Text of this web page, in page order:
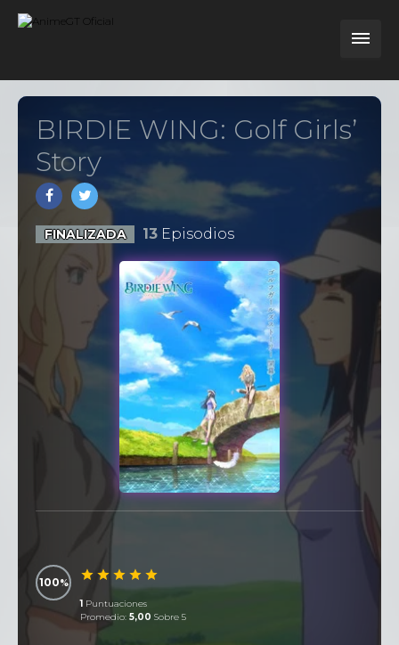
BIRDIE WING: Golf Girls’
Story
FINALIZADA 13Episodios
100
1 Puntuaciones
Promedio: 5,00 Sobre 5